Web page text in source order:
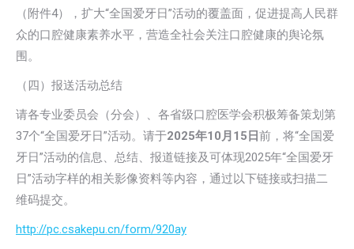
（附件4），扩大“全国爱牙日”活动的覆盖面，促进提高人民群
众的口腔健康素养水平，营造全社会关注口腔健康的舆论氛
围。
（四）报送活动总结
请各专业委员会（分会）、各省级口腔医学会积极筹备策划第
37个“全国爱牙日”活动。请于2025年10月15日前，将“全国爱
牙日”活动的信息、总结、报道链接及可体现2025年“全国爱牙
日”活动字样的相关影像资料等内容，通过以下链接或扫描二
维码提交。
http://pc.csakepu.cn/form/920ay